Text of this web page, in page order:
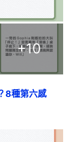
+10
8種第六感